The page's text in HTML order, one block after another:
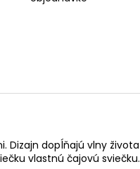
Dizajn dopĺňajú vlny života
vlastnú čajovú sviečku.